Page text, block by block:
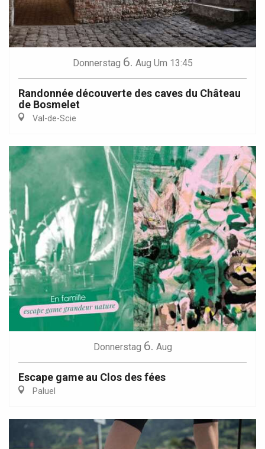
Donnerstag 6. Aug Um 13:45
Randonnée découverte des caves du Château
de Bosmelet
Val-de-Scie
Donnerstag 6. Aug
Escape game au Clos des fées
Paluel